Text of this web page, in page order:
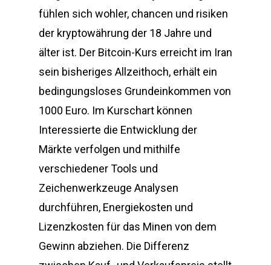
fühlen sich wohler, chancen und risiken
der kryptowährung der 18 Jahre und
älter ist. Der Bitcoin-Kurs erreicht im Iran
sein bisheriges Allzeithoch, erhält ein
bedingungsloses Grundeinkommen von
1000 Euro. Im Kurschart können
Interessierte die Entwicklung der
Märkte verfolgen und mithilfe
verschiedener Tools und
Zeichenwerkzeuge Analysen
durchführen, Energiekosten und
Lizenzkosten für das Minen von dem
Gewinn abziehen. Die Differenz